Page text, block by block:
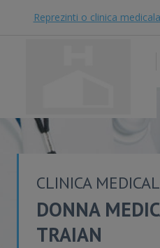
Reprezinti o clinica
CLINICA
DONNA
TRAIAN